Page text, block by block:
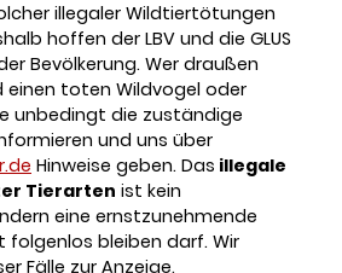
illegaler Wildtiertötungen
hoffen der LBV und die GLUS
Bevölkerung. Wer draußen
einen toten Wildvogel oder
unbedingt die zuständige
und uns über
Hinweise geben. Das illegale
Tierarten ist kein
eine ernstzunehmende
folgenlos bleiben darf. Wir
Fälle zur Anzeige.